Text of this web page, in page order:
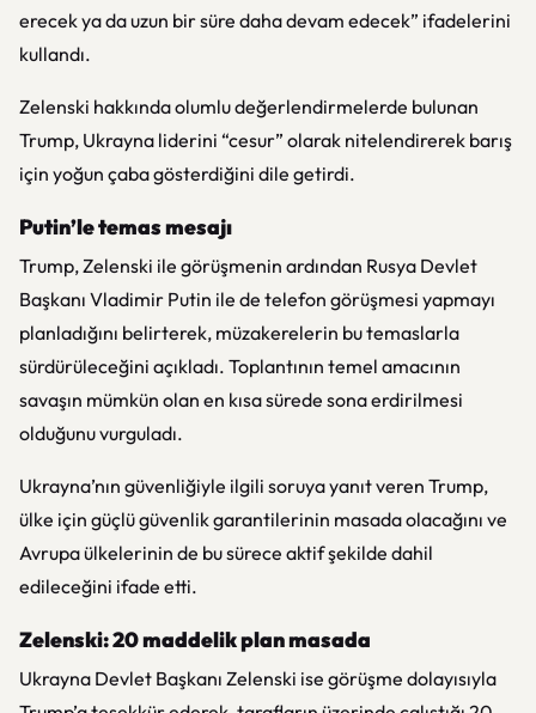
erecek ya da uzun bir süre daha devam edecek” ifadelerini
kullandı.
Zelenski hakkında olumlu değerlendirmelerde bulunan
Trump, Ukrayna liderini “cesur” olarak nitelendirerek barış
için yoğun çaba gösterdiğini dile getirdi.
Putin’le temas mesajı
Trump, Zelenski ile görüşmenin ardından Rusya Devlet
Başkanı Vladimir Putin ile de telefon görüşmesi yapmayı
planladığını belirterek, müzakerelerin bu temaslarla
sürdürüleceğini açıkladı. Toplantının temel amacının
savaşın mümkün olan en kısa sürede sona erdirilmesi
olduğunu vurguladı.
Ukrayna’nın güvenliğiyle ilgili soruya yanıt veren Trump,
ülke için güçlü güvenlik garantilerinin masada olacağını ve
Avrupa ülkelerinin de bu sürece aktif şekilde dahil
edileceğini ifade etti.
Zelenski: 20 maddelik plan masada
Ukrayna Devlet Başkanı Zelenski ise görüşme dolayısıyla